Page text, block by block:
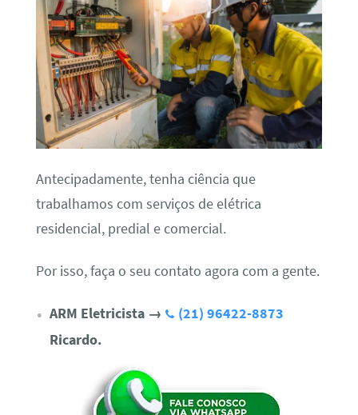
Antecipadamente, tenha ciência que
trabalhamos com serviços de elétrica
residencial, predial e comercial.
Por isso, faça o seu contato agora com a gente.
ARM Eletricista →
(21) 96422-8873
Ricardo.